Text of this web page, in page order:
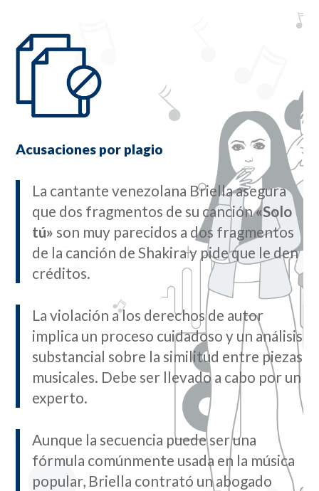
Acusaciones por plagio
La cantante venezolana Briella asegura
que dos fragmentos de su canción«Solo
tú» son muy parecidos a dos fragmentos
de la canción de Shakira y pide que le den
créditos.
La violación a los derechos de autor
implica un proceso cuidadoso y un análisis
substancial sobre la similitud entre piezas
musicales. Debe ser llevado a cabo por un
experto.
Aunque la secuencia puede ser una
fórmula comúnmente usada en la música
popular, Briella contrató un abogado